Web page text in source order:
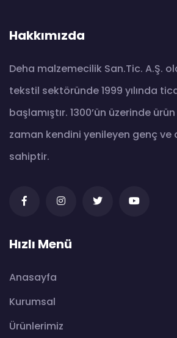
Hakkımızda
Deha malzemecilik San.Tic. A.Ş.
tekstil sektöründe 1999 yılında
başlamıştır. 1300’ün üzerinde
zaman kendini yenileyen genç ve
sahiptir.
Hızlı Menü
Anasayfa
Kurumsal
Ürünlerimiz